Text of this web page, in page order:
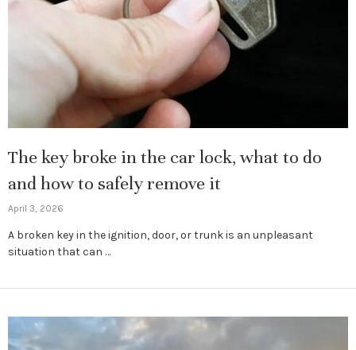
The key broke in the car lock, what to do
and how to safely remove it
April 3, 2026
A broken key in the ignition, door, or trunk is an unpleasant
situation that can …